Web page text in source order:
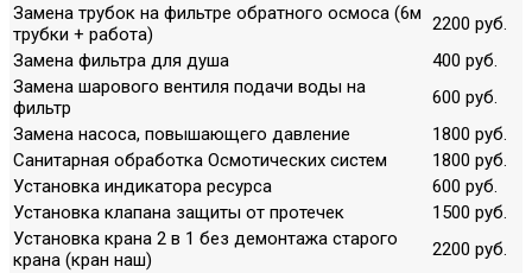
Замена трубок на фильтре обратного осмоса (6м
трубки + работа)
2200 руб.
Замена фильтра для душа
400 руб.
Замена шарового вентиля подачи воды на
фильтр
600 руб.
Замена насоса, повышающего давление
1800 руб.
Санитарная обработка Осмотических систем
1800 руб.
Установка индикатора ресурса
600 руб.
Установка клапана защиты от протечек
1500 руб.
Установка крана 2 в 1 без демонтажа старого
крана (кран наш)
2200 руб.